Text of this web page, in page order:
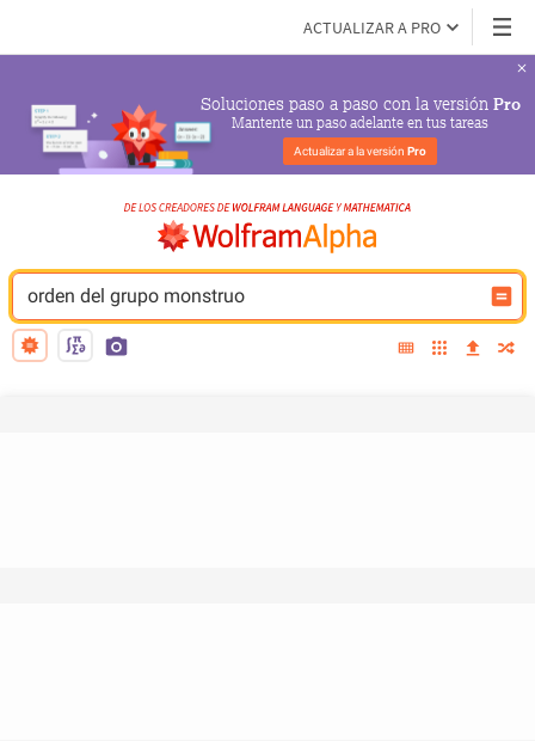
ACTUALIZAR A PRO
Soluciones paso a paso con la versión Pro
Mantente un paso adelante en tus tareas
Actualizar a la versión Pro
orden del grupo monstruo